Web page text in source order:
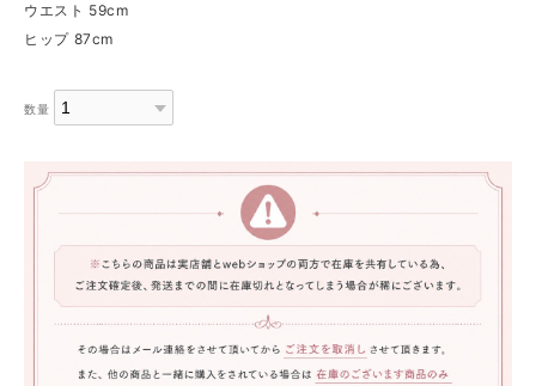
ウエスト 59cm
ヒップ 87cm
数量